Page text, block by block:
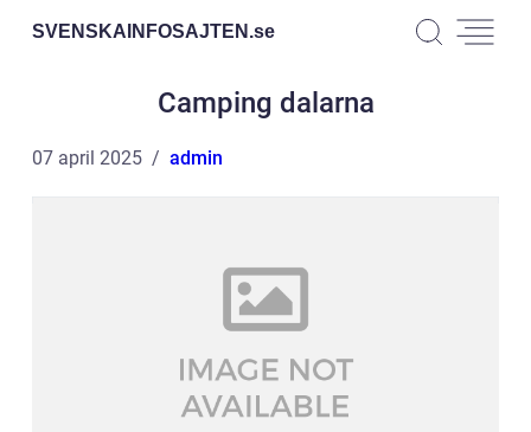
SVENSKAINFOSAJTEN.se
Camping dalarna
07 april 2025 admin